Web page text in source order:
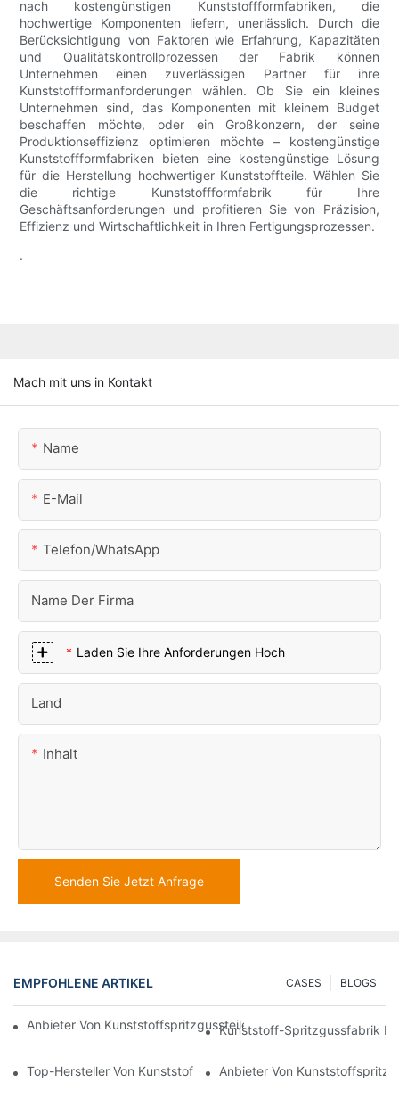
nach kostengünstigen Kunststoffformfabriken, die
hochwertige Komponenten liefern, unerlässlich. Durch die
Berücksichtigung von Faktoren wie Erfahrung, Kapazitäten
und Qualitätskontrollprozessen der Fabrik können
Unternehmen einen zuverlässigen Partner für ihre
Kunststoffformanforderungen wählen. Ob Sie ein kleines
Unternehmen sind, das Komponenten mit kleinem Budget
beschaffen möchte, oder ein Großkonzern, der seine
Produktionseffizienz optimieren möchte – kostengünstige
Kunststoffformfabriken bieten eine kostengünstige Lösung
für die Herstellung hochwertiger Kunststoffteile. Wählen Sie
die richtige Kunststoffformfabrik für Ihre
Geschäftsanforderungen und profitieren Sie von Präzision,
Effizienz und Wirtschaftlichkeit in Ihren Fertigungsprozessen.
.
Mach mit uns in Kontakt
Name
E-Mail
Telefon/WhatsApp
Name Der Firma
Laden Sie Ihre Anforderungen Hoch
Land
Inhalt
Senden Sie Jetzt Anfrage
EMPFOHLENE ARTIKEL BLOGS
CASES
Anbieter Von Kunststoffspritzgussteilen Mit Umfassender
Kunststoff-Spritzgussfabrik
Top-Hersteller Von Kunststoffteilen Für Die Elektronik- Und
Anbieter Von